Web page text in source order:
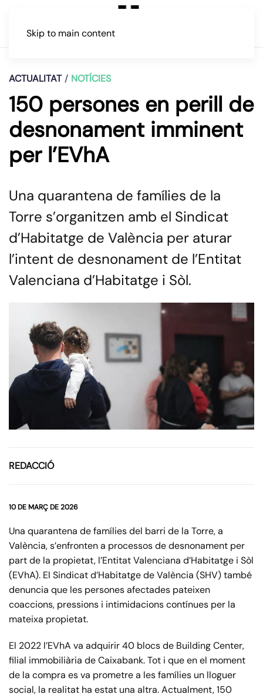
Skip to main content
ACTUALITAT NOTÍCIES
150 persones en perill de
desnonament imminent
per l’EVhA
Una quarantena de famílies de la
Torre s’organitzen amb el Sindicat
d’Habitatge de València per aturar
l’intent de desnonament de l’Entitat
Valenciana d’Habitatge i Sòl.
REDACCIÓ
10 DE MARÇ DE 2026
Una quarantena de famílies del barri de la Torre, a
València, s’enfronten a processos de desnonament per
part de la propietat, l’Entitat Valenciana d’Habitatge i Sòl
(EVhA). El Sindicat d’Habitatge de València (SHV) també
denuncia que les persones afectades pateixen
coaccions, pressions i intimidacions contínues per la
mateixa propietat.
El 2022 l’EVhA va adquirir 40 blocs de Building Center,
filial immobiliària de Caixabank. Tot i que en el moment
de la compra es va prometre a les famílies un lloguer
social, la realitat ha estat una altra. Actualment, 150